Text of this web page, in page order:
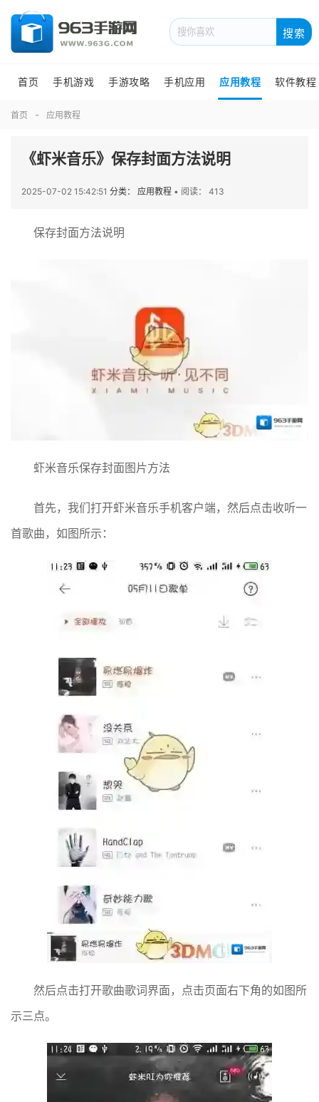
搜索
首页 手机游戏 手游攻略 手机应用 应用教程 软件教程
首页 应用教程
《虾米音乐》保存封面方法说明
2025-07-02 15:42:51 分类： 应用教程 • 阅读： 413
保存封面方法说明
虾米音乐保存封面图片方法
首先，我们打开虾米音乐手机客户端，然后点击收听一
首歌曲，如图所示：
然后点击打开歌曲歌词界面，点击页面右下角的如图所
示三点。